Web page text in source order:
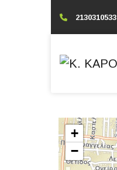
2130310533
+
−